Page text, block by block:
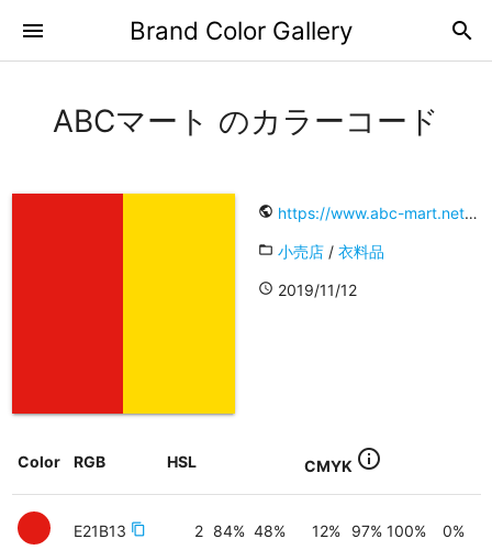
Brand Color Gallery search
menu
ABCマート のカラーコード
public https://www.abc-mart.net/shop/
folder_open 小売店 / 衣料品
access_time 2019/11/12
Color RGB HSL CMYK info_outline
E21B13 content_copy 2 84% 48% 12% 97% 100% 0%